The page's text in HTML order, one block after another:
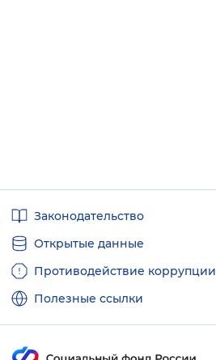
ссылкиЗаконодательство
Открытые данные
Противодействие коррупции
Полезные ссылки